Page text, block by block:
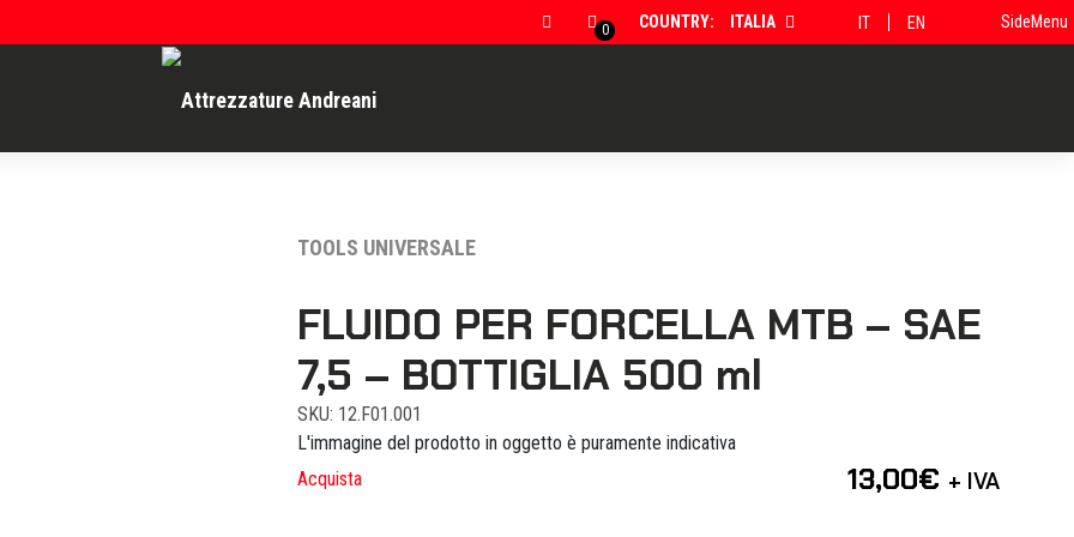
0 COUNTRY: ITALIA IT EN SideMenu
TOOLS UNIVERSALE
FLUIDO PER FORCELLA MTB – SAE
7,5 – BOTTIGLIA 500 ml
SKU: 12.F01.001
L'immagine del prodotto in oggetto è puramente indicativa
Acquista
13,00€ + IVA